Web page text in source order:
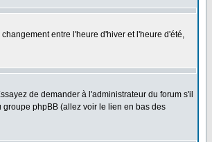
entre l'heure d'hiver et l'heure d'été,
de demander à l'administrateur du forum s'il
phpBB (allez voir le lien en bas des